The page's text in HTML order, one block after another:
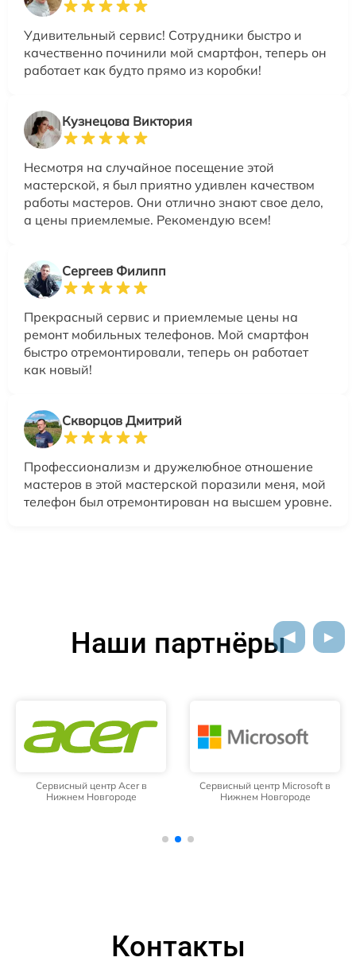
Удивительный сервис! Сотрудники быстро и
качественно починили мой смартфон, теперь он
работает как будто прямо из коробки!
Кузнецова Виктория
Несмотря на случайное посещение этой
мастерской, я был приятно удивлен качеством
работы мастеров. Они отлично знают свое дело,
а цены приемлемые. Рекомендую всем!
Сергеев Филипп
Прекрасный сервис и приемлемые цены на
ремонт мобильных телефонов. Мой смартфон
быстро отремонтировали, теперь он работает
как новый!
Скворцов Дмитрий
Профессионализм и дружелюбное отношение
мастеров в этой мастерской поразили меня, мой
телефон был отремонтирован на высшем уровне.
Наши партнёры
Сервисный центр Acer в
Нижнем Новгороде
Сервисный центр Microsoft в
Нижнем Новгороде
Контакты